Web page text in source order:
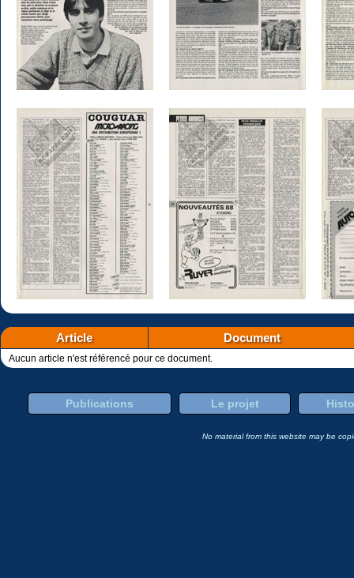
Article Document
Aucun article n'est référencé pour ce document.
Publications Le projet
No material from this website may be